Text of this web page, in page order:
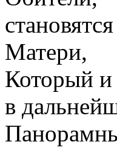
Матери,
Который и
в